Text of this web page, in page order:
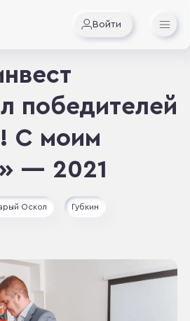
Войти
победителей
С моим
— 2021
Оскол Губкин